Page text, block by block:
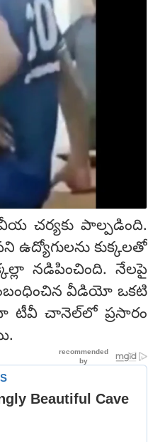
చర్యకు పాల్పడింది.
ఉద్యోగులను కుక్కలతో
నడిపించింది. నేలపై
వీడియో ఒకటి
టీవీ చానెల్‌లో ప్రసారం